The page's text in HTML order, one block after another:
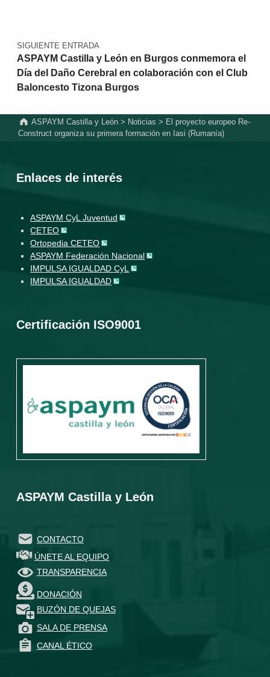
SIGUIENTE ENTRADA
ASPAYM Castilla y León en Burgos conmemora el
Día del Daño Cerebral en colaboración con el Club
Baloncesto Tizona Burgos
ASPAYM Castilla y León > Noticias > El proyecto europeo Re-
Construct organiza su primera formación en Iasi (Rumanía)
Enlaces de interés
ASPAYM CyL Juventud
CETEO
Ortopedia CETEO
ASPAYM Federación Nacional
IMPULSA IGUALDAD CyL
IMPULSA IGUALDAD
Certificación ISO9001
ASPAYM Castilla y León
CONTACTO
ÚNETE AL EQUIPO
TRANSPARENCIA
DONACIÓN
BUZÓN DE QUEJAS
SALA DE PRENSA
CANAL ÉTICO